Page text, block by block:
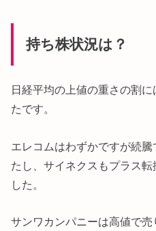
持ち株状況は？
日経平均の上値の重さの割
たです。
エレコムはわずかですが続
たし、サイネクスもプラス
した。
サンワカンパニーは高値で